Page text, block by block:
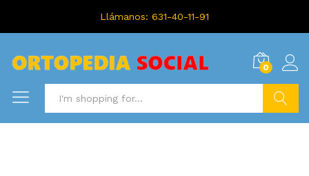
Llámanos: 631-40-11-91
0